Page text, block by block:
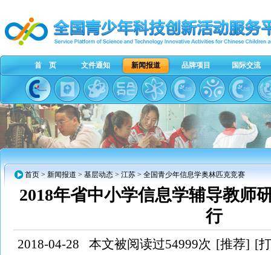
首 页 文件通知 新闻报道 品牌项目 国际交流
首页 > 新闻报道 > 基层动态 > 江苏 > 全国青少年信息学奥林匹克竞赛
2018年省中小学信息学辅导教师
行
2018-04-28 本文被阅读过54999次 [推荐] [